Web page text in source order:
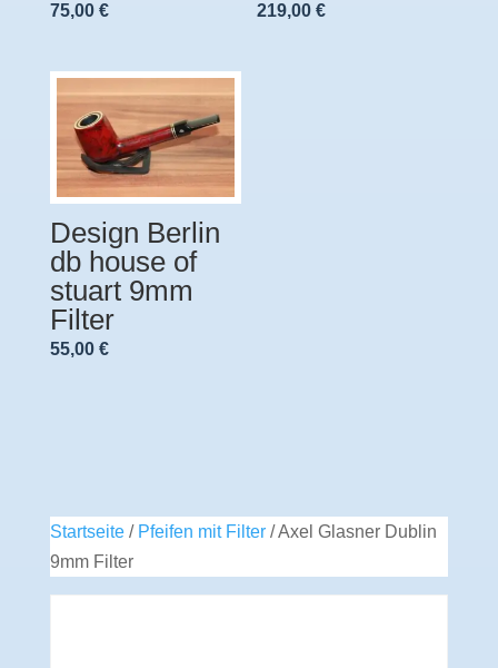
75,00 € 219,00€
Design Berlin
db house of
stuart 9mm
Filter
55,00 €
Startseite/ Pfeifen mit Filter/ Axel Glasner Dublin
9mm Filter